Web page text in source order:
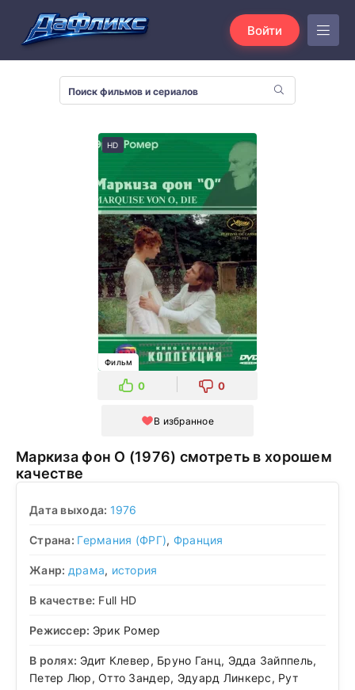
Войти
HD
Фильм
0 0
В избранное
Маркиза фон О (1976) смотреть в хорошем
качестве
Дата выхода: 1976
Страна: Германия (ФРГ), Франция
Жанр: драма, история
В качестве: Full HD
Режиссер: Эрик Ромер
В ролях: Эдит Клевер, Бруно Ганц, Эдда Зайппель,
Петер Люр, Отто Зандер, Эдуард Линкерс, Рут